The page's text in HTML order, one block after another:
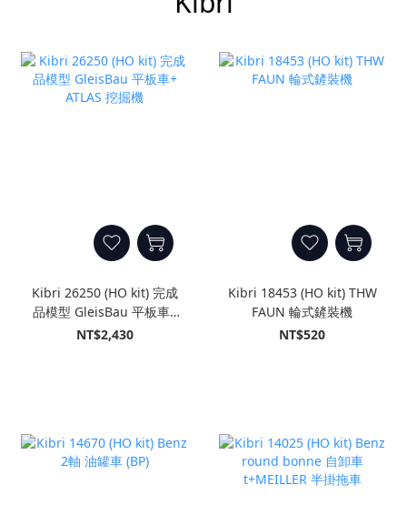
Kibri 26250 (HO kit) 完成
品模型 GleisBau 平板車+
ATLAS 挖掘機
NT$2,430
Kibri 18453 (HO kit) THW
FAUN 輪式鏟裝機
NT$520